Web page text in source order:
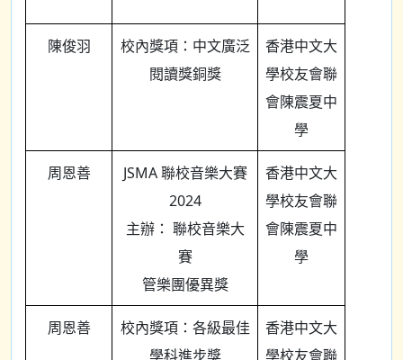
陳俊羽
校內獎項：中文廣泛
閱讀獎銅獎
香港中文大
學校友會聯
會陳震夏中
學
周恩善
JSMA 聯校音樂大賽
2024
主辦： 聯校音樂大
賽
管樂團優異獎
香港中文大
學校友會聯
會陳震夏中
學
周恩善
校內獎項：各級最佳
學科進步獎
香港中文大
學校友會聯